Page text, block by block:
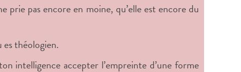
prie pas encore en moine, qu’elle est encore du
théologien.
intelligence accepter l’empreinte d’une forme